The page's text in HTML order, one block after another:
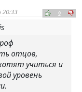
20:33 0
отцов,
учиться и
уровень